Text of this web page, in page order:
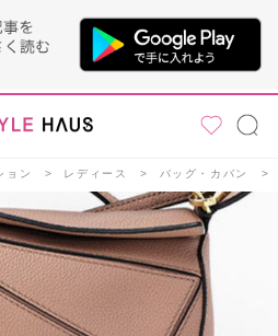
ョン レディース バッグ・カバン